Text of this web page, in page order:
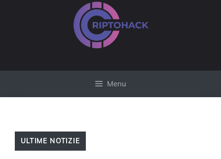
Menu
ULTIME NOTIZIE